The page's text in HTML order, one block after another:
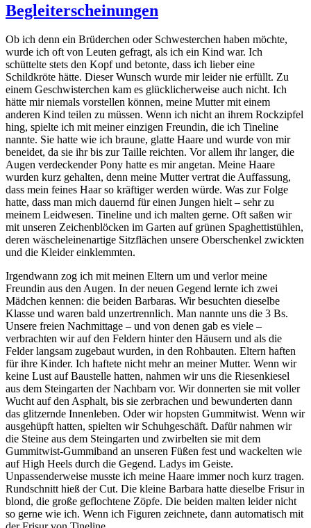
Begleiterscheinungen
Ob ich denn ein Brüderchen oder Schwesterchen haben möchte,
wurde ich oft von Leuten gefragt, als ich ein Kind war. Ich
schüttelte stets den Kopf und betonte, dass ich lieber eine
Schildkröte hätte. Dieser Wunsch wurde mir leider nie erfüllt. Zu
einem Geschwisterchen kam es glücklicherweise auch nicht. Ich
hätte mir niemals vorstellen können, meine Mutter mit einem
anderen Kind teilen zu müssen. Wenn ich nicht an ihrem Rockzipfel
hing, spielte ich mit meiner einzigen Freundin, die ich Tineline
nannte. Sie hatte wie ich braune, glatte Haare und wurde von mir
beneidet, da sie ihr bis zur Taille reichten. Vor allem ihr langer, die
Augen verdeckender Pony hatte es mir angetan. Meine Haare
wurden kurz gehalten, denn meine Mutter vertrat die Auffassung,
dass mein feines Haar so kräftiger werden würde. Was zur Folge
hatte, dass man mich dauernd für einen Jungen hielt – sehr zu
meinem Leidwesen. Tineline und ich malten gerne. Oft saßen wir
mit unseren Zeichenblöcken im Garten auf grünen Spaghettistühlen,
deren wäscheleinenartige Sitzflächen unsere Oberschenkel zwickten
und die Kleider einklemmten.
Irgendwann zog ich mit meinen Eltern um und verlor meine
Freundin aus den Augen. In der neuen Gegend lernte ich zwei
Mädchen kennen: die beiden Barbaras. Wir besuchten dieselbe
Klasse und waren bald unzertrennlich. Man nannte uns die 3 Bs.
Unsere freien Nachmittage – und von denen gab es viele –
verbrachten wir auf den Feldern hinter den Häusern und als die
Felder langsam zugebaut wurden, in den Rohbauten. Eltern haften
für ihre Kinder. Ich haftete nicht mehr an meiner Mutter. Wenn wir
keine Lust auf Baustelle hatten, nahmen wir uns die Riesenkiesel
aus dem Steingarten der Nachbarn vor. Wir donnerten sie mit voller
Wucht auf den Asphalt, bis sie zerbrachen und bewunderten dann
das glitzernde Innenleben. Oder wir hopsten Gummitwist. Wenn wir
ausgehüpft hatten, spielten wir Schuhgeschäft. Dafür nahmen wir
die Steine aus dem Steingarten und zwirbelten sie mit dem
Gummitwist-Gummiband an unseren Füßen fest und wackelten wie
auf High Heels durch die Gegend. Ladys im Geiste.
Unpassenderweise musste ich meine Haare immer noch kurz tragen.
Rundschnitt hieß der Cut. Die kleine Barbara hatte dieselbe Frisur in
blond, die große geflochtene Zöpfe. Die beiden malten leider nicht
so gerne wie ich. Wenn ich Figuren zeichnete, dann automatisch mit